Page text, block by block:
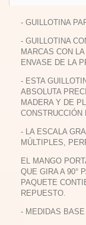
- GUILLOTINA
- GUILLOTINA
MARCAS CON
ENVASE DE LA
- ESTA
ABSOLUTA
MADERA Y DE
- LA ESCALA
MÚLTIPLES,
EL MANGO
QUE GIRA A 90°
PAQUETE
REPUESTO.
- MEDIDAS